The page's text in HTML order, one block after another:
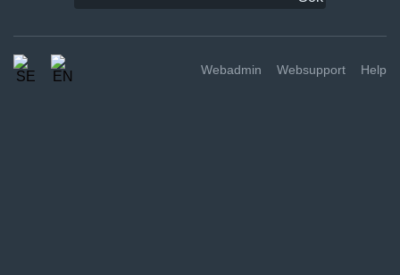
Webadmin Websupport Help